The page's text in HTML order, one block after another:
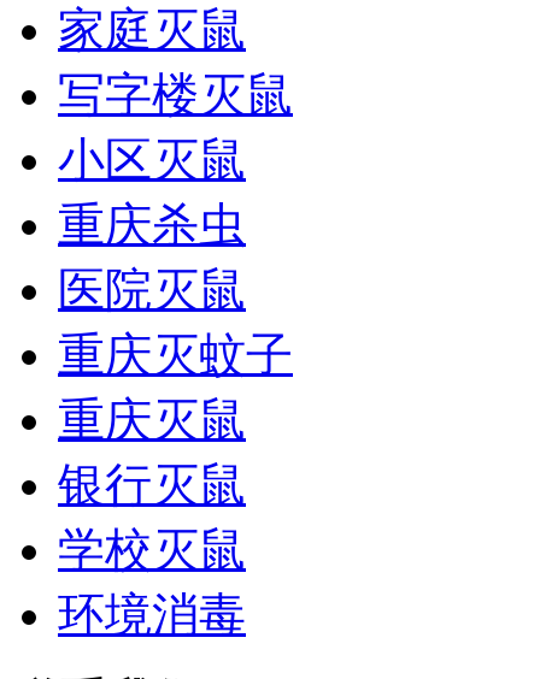
家庭灭鼠
写字楼灭鼠
小区灭鼠
重庆杀虫
医院灭鼠
重庆灭蚊子
重庆灭鼠
银行灭鼠
学校灭鼠
环境消毒